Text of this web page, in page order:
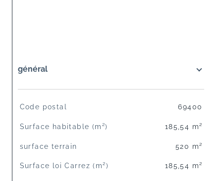
général
TRAD_SIROCCO_Caracteristique
Code postal 69400
Surface habitable (m²) 185,54 m²
surface terrain 520 m²
Surface loi Carrez (m²) 185,54 m²